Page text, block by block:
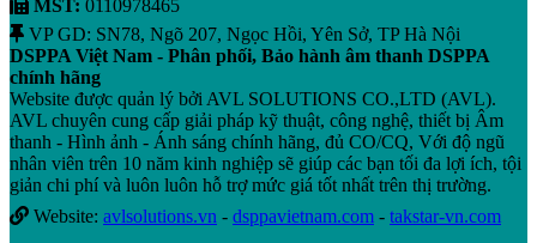
MST: 0110978465
VP GD: SN78, Ngõ 207, Ngọc Hồi, Yên Sở, TP Hà Nội
DSPPA Việt Nam - Phân phối, Bảo hành âm thanh DSPPA
chính hãng
Website được quản lý bởi AVL SOLUTIONS CO.,LTD (AVL).
AVL chuyên cung cấp giải pháp kỹ thuật, công nghệ, thiết bị Âm
thanh - Hình ảnh - Ánh sáng chính hãng, đủ CO/CQ, Với độ ngũ
nhân viên trên 10 năm kinh nghiệp sẽ giúp các bạn tối đa lợi ích, tội
giản chi phí và luôn luôn hỗ trợ mức giá tốt nhất trên thị trường.
Website: avlsolutions.vn - dsppavietnam.com - takstar-vn.com